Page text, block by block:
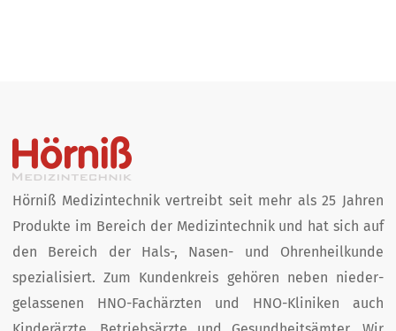
Hörniß Medizintechnik vertreibt seit mehr als 25 Jahren
Produkte im Bereich der Medizin­technik und hat sich auf
den Bereich der Hals-, Nasen- und Ohren­heil­kunde
spezialisiert. Zum Kunden­kreis­ gehören neben nieder­
gelassenen HNO-Fachärzten und HNO-Kliniken auch